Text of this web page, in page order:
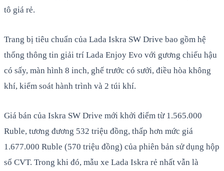
tô giá rẻ.
Trang bị tiêu chuẩn của Lada Iskra SW Drive bao gồm hệ
thống thông tin giải trí Lada Enjoy Evo với gương chiếu hậu
có sấy, màn hình 8 inch, ghế trước có sưởi, điều hòa không
khí, kiểm soát hành trình và 2 túi khí.
Giá bán của Iskra SW Drive mới khởi điểm từ 1.565.000
Ruble, tương đương 532 triệu đồng, thấp hơn mức giá
1.677.000 Ruble (570 triệu đồng) của phiên bản sử dụng hộp
số CVT. Trong khi đó, mẫu xe Lada Iskra rẻ nhất vẫn là